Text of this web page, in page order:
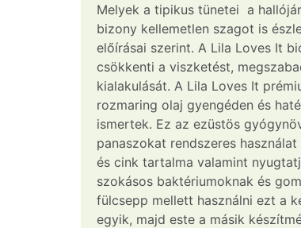
Melyek a tipikus tünetei a
bizony kellemetlen szagot is
előírásai szerint. A Lila Loves It
csökkenti a viszketést,
kialakulását. A Lila Loves It
rozmaring olaj gyengéden és
ismertek. Ez az ezüstös
panaszokat rendszeres
és cink tartalma valamint
szokásos baktériumoknak és
fülcsepp mellett használni ezt a
egyik, majd este a másik